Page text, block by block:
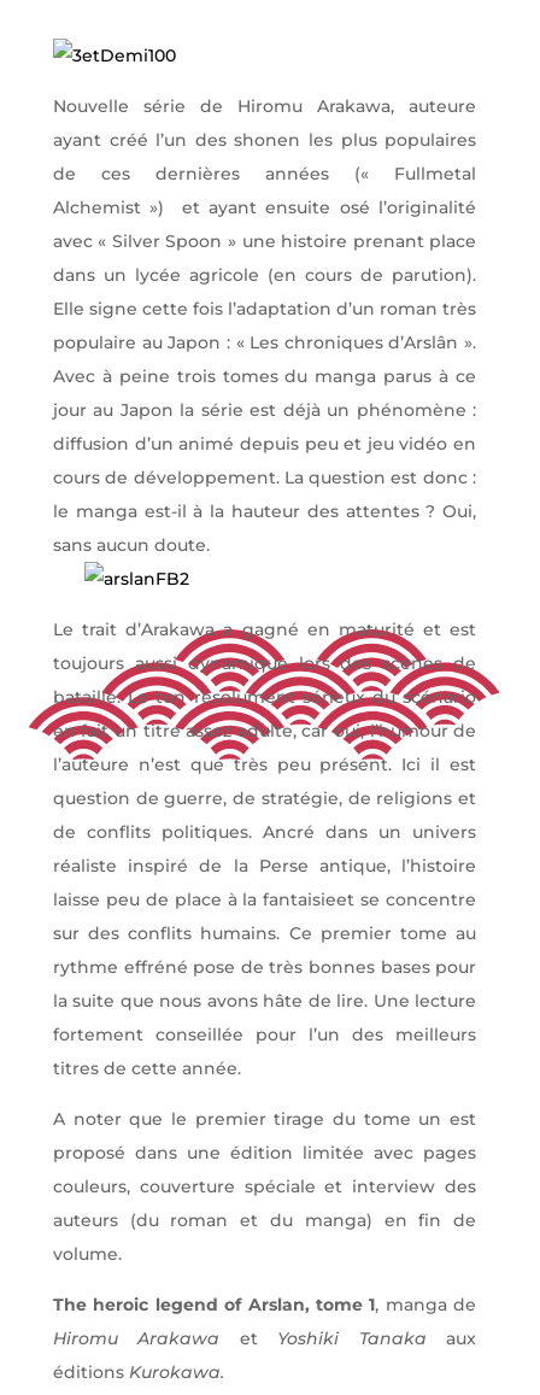
Nouvelle série de Hiromu Arakawa, auteure
ayant créé l’un des shonen les plus populaires
de ces dernières années (« Fullmetal
Alchemist ») et ayant ensuite osé l’originalité
avec « Silver Spoon » une histoire prenant place
dans un lycée agricole (en cours de parution).
Elle signe cette fois l’adaptation d’un roman très
populaire au Japon : « Les chroniques d’Arslân ».
Avec à peine trois tomes du manga parus à ce
jour au Japon la série est déjà un phénomène :
diffusion d’un animé depuis peu et jeu vidéo en
cours de développement. La question est donc :
le manga est-il à la hauteur des attentes ? Oui,
sans aucun doute.
Le trait d’Arakawa a gagné en maturité et est
toujours aussi dynamique lors des scènes de
bataille. Le ton résolument sérieux du scénario
en fait un titre assez adulte, car oui, l’humour de
l’auteure n’est que très peu présent. Ici il est
question de guerre, de stratégie, de religions et
de conflits politiques. Ancré dans un univers
réaliste inspiré de la Perse antique, l’histoire
laisse peu de place à la fantaisieet se concentre
sur des conflits humains. Ce premier tome au
rythme effréné pose de très bonnes bases pour
la suite que nous avons hâte de lire. Une lecture
fortement conseillée pour l’un des meilleurs
titres de cette année.
A noter que le premier tirage du tome un est
proposé dans une édition limitée avec pages
couleurs, couverture spéciale et interview des
auteurs (du roman et du manga) en fin de
volume.
The heroic legend of Arslan, tome 1, manga de
Hiromu Arakawa et Yoshiki Tanaka aux
éditions Kurokawa.